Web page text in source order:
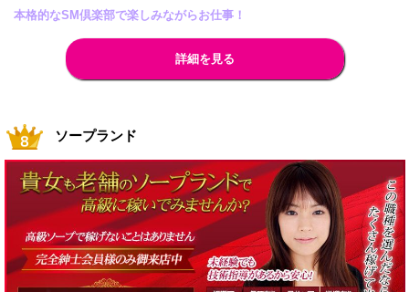
本格的なSM倶楽部で楽しみながらお仕事！
詳細を見る
ソープランド